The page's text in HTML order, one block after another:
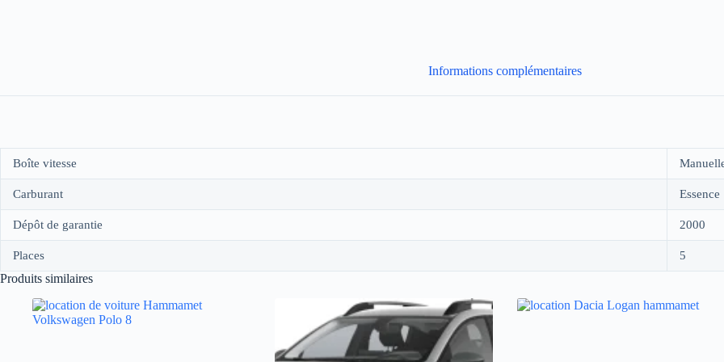
Informations complémentaires
Boîte vitesse
Carburant Essence
Dépôt de garantie 2000
Places 5
Produits similaires